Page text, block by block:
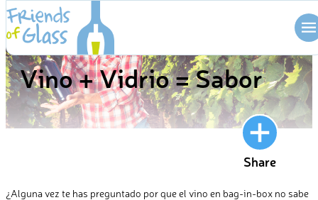
Skip
to
content
BLOG
Vino + Vidrio = Sabor
Share
¿Alguna vez te has preguntado por que el vino en bag-in-box no sabe